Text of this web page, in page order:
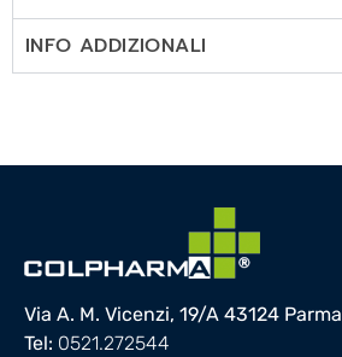
INFO ADDIZIONALI
Via A. M. Vicenzi, 19/A 43124 Parma
Tel: 0521.272544